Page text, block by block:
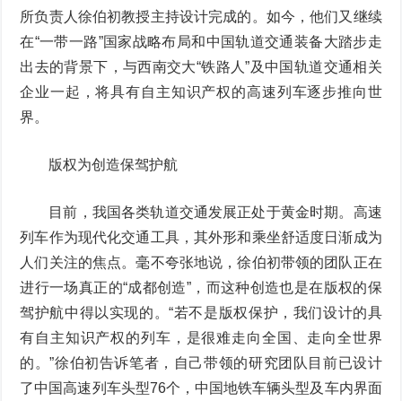
所负责人徐伯初教授主持设计完成的。如今，他们又继续
在“一带一路”国家战略布局和中国轨道交通装备大踏步走
出去的背景下，与西南交大“铁路人”及中国轨道交通相关
企业一起，将具有自主知识产权的高速列车逐步推向世
界。
版权为创造保驾护航
目前，我国各类轨道交通发展正处于黄金时期。高速
列车作为现代化交通工具，其外形和乘坐舒适度日渐成为
人们关注的焦点。毫不夸张地说，徐伯初带领的团队正在
进行一场真正的“成都创造”，而这种创造也是在版权的保
驾护航中得以实现的。“若不是版权保护，我们设计的具
有自主知识产权的列车，是很难走向全国、走向全世界
的。”徐伯初告诉笔者，自己带领的研究团队目前已设计
了中国高速列车头型76个，中国地铁车辆头型及车内界面